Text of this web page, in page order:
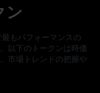
ン
もパフォーマンスの
以下のトークンは時価
市場トレンドの把握や